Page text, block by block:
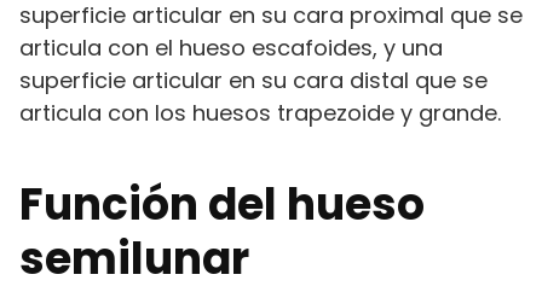
superficie articular en su cara proximal que se
articula con el hueso escafoides, y una
superficie articular en su cara distal que se
articula con los huesos trapezoide y grande.
Función del hueso
semilunar